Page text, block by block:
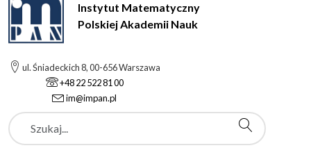
Instytut Matematyczny
Polskiej Akademii Nauk
ul. Śniadeckich 8, 00-656 Warszawa
+48 22 522 81 00
im@impan.pl
Szukaj